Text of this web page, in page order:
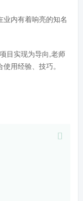
内有着响亮的知名
目实现为导向,老师
用经验、技巧。